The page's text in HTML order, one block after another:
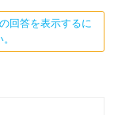
回答を表示するに